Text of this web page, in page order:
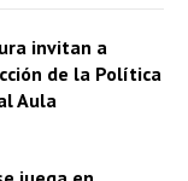
invitan a
de la Política
Aula